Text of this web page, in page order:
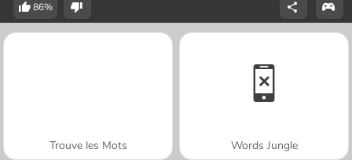
86%
Trouve les Mots Words Jungle